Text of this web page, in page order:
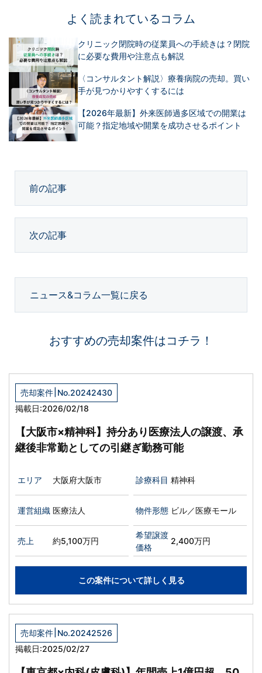
よく読まれているコラム
クリニック閉院時の従業員への手続きは？閉院
に必要な費用や注意点も解説
〈コンサルタント解説〉療養病院の売却。買い
手が見つかりやすくするには
【2026年最新】外来医師過多区域での開業は
可能？指定地域や開業を成功させるポイント
前の記事
次の記事
ニュース&コラム一覧に戻る
おすすめの売却案件はコチラ！
売却案件 No.20242430
掲載日:2026/02/18
【大阪市×精神科】持分あり医療法人の譲渡、承
継後非常勤としての引継ぎ勤務可能
エリア 大阪府大阪市 診療科目 精神科
運営組織 医療法人 物件形態 ビル／医療モール
売上 約5,100万円
希望譲渡
価格
2,400万円
この案件について詳しく見る
売却案件 No.20242526
掲載日:2025/02/27